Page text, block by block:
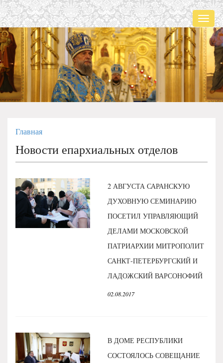
Главная
Новости епархиальных отделов
2 АВГУСТА САРАНСКУЮ
ДУХОВНУЮ СЕМИНАРИЮ
ПОСЕТИЛ УПРАВЛЯЮЩИЙ
ДЕЛАМИ МОСКОВСКОЙ
ПАТРИАРХИИ МИТРОПОЛИТ
САНКТ-ПЕТЕРБУРГСКИЙ И
ЛАДОЖСКИЙ ВАРСОНОФИЙ
02.08.2017
В ДОМЕ РЕСПУБЛИКИ
СОСТОЯЛОСЬ СОВЕЩАНИЕ